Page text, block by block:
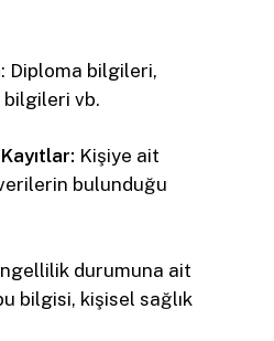
: Diploma bilgileri,
vb.
Kişiye ait
bulunduğu
durumuna ait
bilgisi, kişisel sağlık